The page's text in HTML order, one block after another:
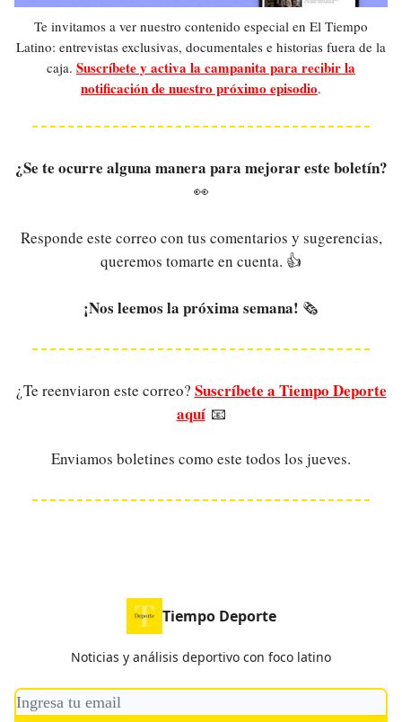
Te invitamos a ver nuestro contenido especial en El Tiempo
Latino: entrevistas exclusivas, documentales e historias fuera de la
caja. Suscríbete y activa la campanita para recibir la
notificación de nuestro próximo episodio.
¿Se te ocurre alguna manera para mejorar este boletín?
👀
Responde este correo con tus comentarios y sugerencias,
queremos tomarte en cuenta. 👍
¡Nos leemos la próxima semana! 🗞️
¿Te reenviaron este correo? Suscríbete a Tiempo Deporte
aquí📧
Enviamos boletines como este todos los jueves.
Tiempo Deporte
Noticias y análisis deportivo con foco latino